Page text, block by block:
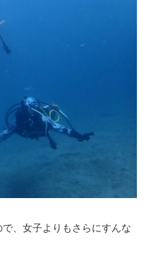
、女子よりもさらにすんな